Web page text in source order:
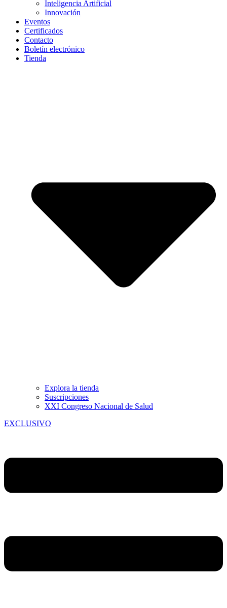
Inteligencia Artificial
Innovación
Eventos
Certificados
Contacto
Boletín electrónico
Tienda
Explora la tienda
Suscripciones
XXI Congreso Nacional de Salud
EXCLUSIVO